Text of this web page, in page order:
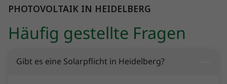
PHOTOVOLTAIK IN HEIDELBERG
Häufig gestellte Fragen
Gibt es eine Solarpflicht in Heidelberg?